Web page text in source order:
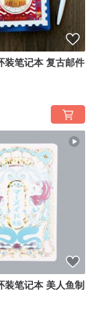
笔记本 复古邮件
笔记本 美人鱼制